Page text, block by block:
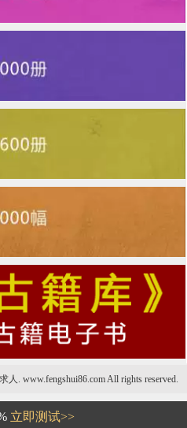
. www.fengshui86.com All rights reserved.
形最受女人喜欢
立即测试>>